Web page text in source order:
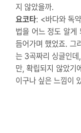
지 않았을까.
요코타: <바다와 독
법을 어느 정도 알게
듬어가며 했었죠. 그
는 3곡짜리 싱글인
만, 확립되지 않았기
이구나 싶은 느낌이